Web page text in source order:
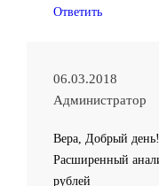
Ответить
06.03.2018
Администратор
Вера, Добрый день!
Расширенный
рублей